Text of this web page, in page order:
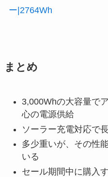
ー|2764Wh
まとめ
3,000Whの大容量で
心の電源供給
ソーラー充電対応で
多少重いが、その性
いる
セール期間中に購入